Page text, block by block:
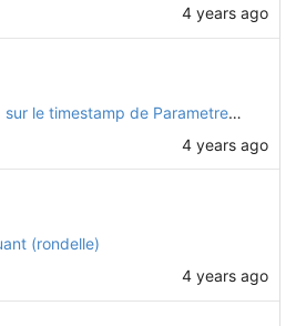
4 years ago
Correction d'un warning sur le timestamp de Parametres.FCStd
4 years ago
(rondelle)
4 years ago